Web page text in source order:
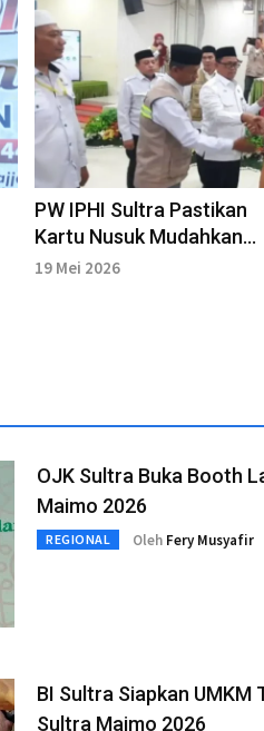
PW IPHI Sultra Pastikan
Kartu Nusuk Mudahkan
Layanan Jemaah Haji
19 Mei 2026
OJK Sultra Buka Booth
Maimo 2026
REGIONAL Oleh Fery Musyafir
BI Sultra Siapkan UMKM
Sultra Maimo 2026